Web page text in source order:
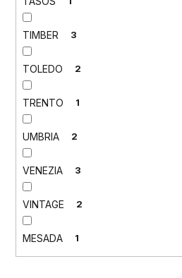
TIMBER 3
TOLEDO 2
TRENTO 1
UMBRIA 2
VENEZIA 3
VINTAGE 2
MESADA 1